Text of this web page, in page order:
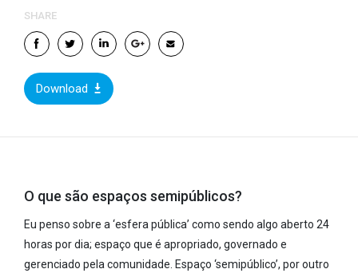
SHARE
Download
O que são espaços semipúblicos?
Eu penso sobre a ‘esfera pública’ como sendo algo aberto 24
horas por dia; espaço que é apropriado, governado e
gerenciado pela comunidade. Espaço ‘semipúblico’, por outro